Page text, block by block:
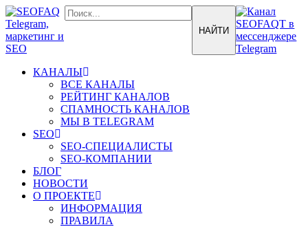
КАНАЛЫ
ВСЕ КАНАЛЫ
РЕЙТИНГ КАНАЛОВ
СПАМНОСТЬ КАНАЛОВ
МЫ В TELEGRAM
SEO
SEO-СПЕЦИАЛИСТЫ
SEO-КОМПАНИИ
БЛОГ
НОВОСТИ
О ПРОЕКТЕ
ИНФОРМАЦИЯ
ПРАВИЛА